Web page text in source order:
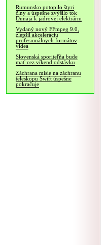
Rumunsko potopilo štyri
člny a úspešne zvýšilo tok
Dunaja k jadrovej elektrárni
Vydaný nový FFmpeg 9.0,
zlepšil akceleráciu
profesionálnych formátov
videa
Slovenská sporiteľňa bude
mať cez víkend odstávku
Záchrana misie na záchranu
teleskopu Swift úspešne
pokračuje